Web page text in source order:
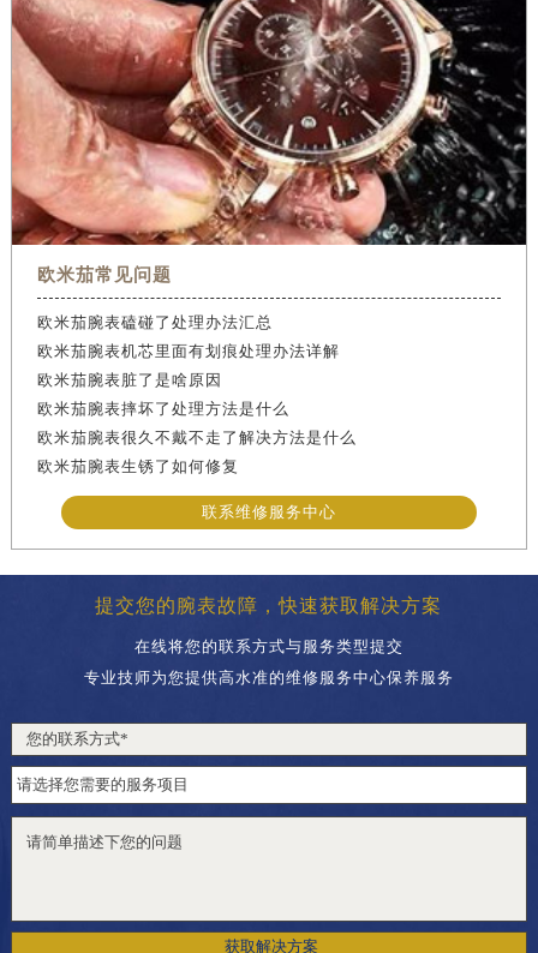
欧米茄常见问题
欧米茄腕表磕碰了处理办法汇总
欧米茄腕表机芯里面有划痕处理办法详解
欧米茄腕表脏了是啥原因
欧米茄腕表摔坏了处理方法是什么
欧米茄腕表很久不戴不走了解决方法是什么
欧米茄腕表生锈了如何修复
联系维修服务中心
提交您的腕表故障，快速获取解决方案
在线将您的联系方式与服务类型提交
专业技师为您提供高水准的维修服务中心保养服务
获取解决方案